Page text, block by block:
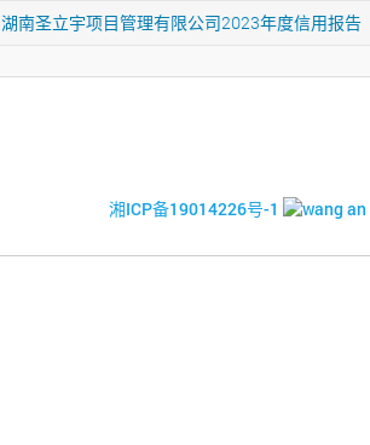
湖南圣立宇项目管理有限公司2023年度信用报告
湘ICP备19014226号-1